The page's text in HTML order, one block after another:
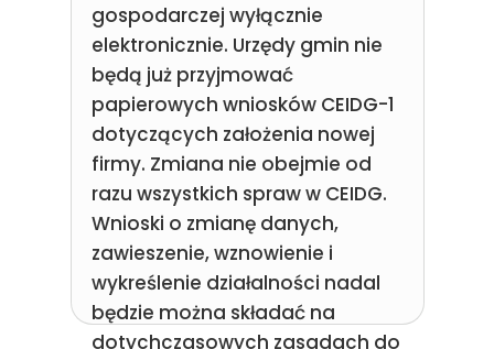
gospodarczej wyłącznie
elektronicznie. Urzędy gmin nie
będą już przyjmować
papierowych wniosków CEIDG-1
dotyczących założenia nowej
firmy. Zmiana nie obejmie od
razu wszystkich spraw w CEIDG.
Wnioski o zmianę danych,
zawieszenie, wznowienie i
wykreślenie działalności nadal
będzie można składać na
dotychczasowych zasadach do